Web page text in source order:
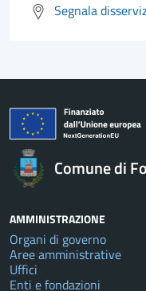
Segnala
Comune di
AMMINISTRAZIONE
Organi di governo
Aree amministrative
Uffici
Enti e fondazioni